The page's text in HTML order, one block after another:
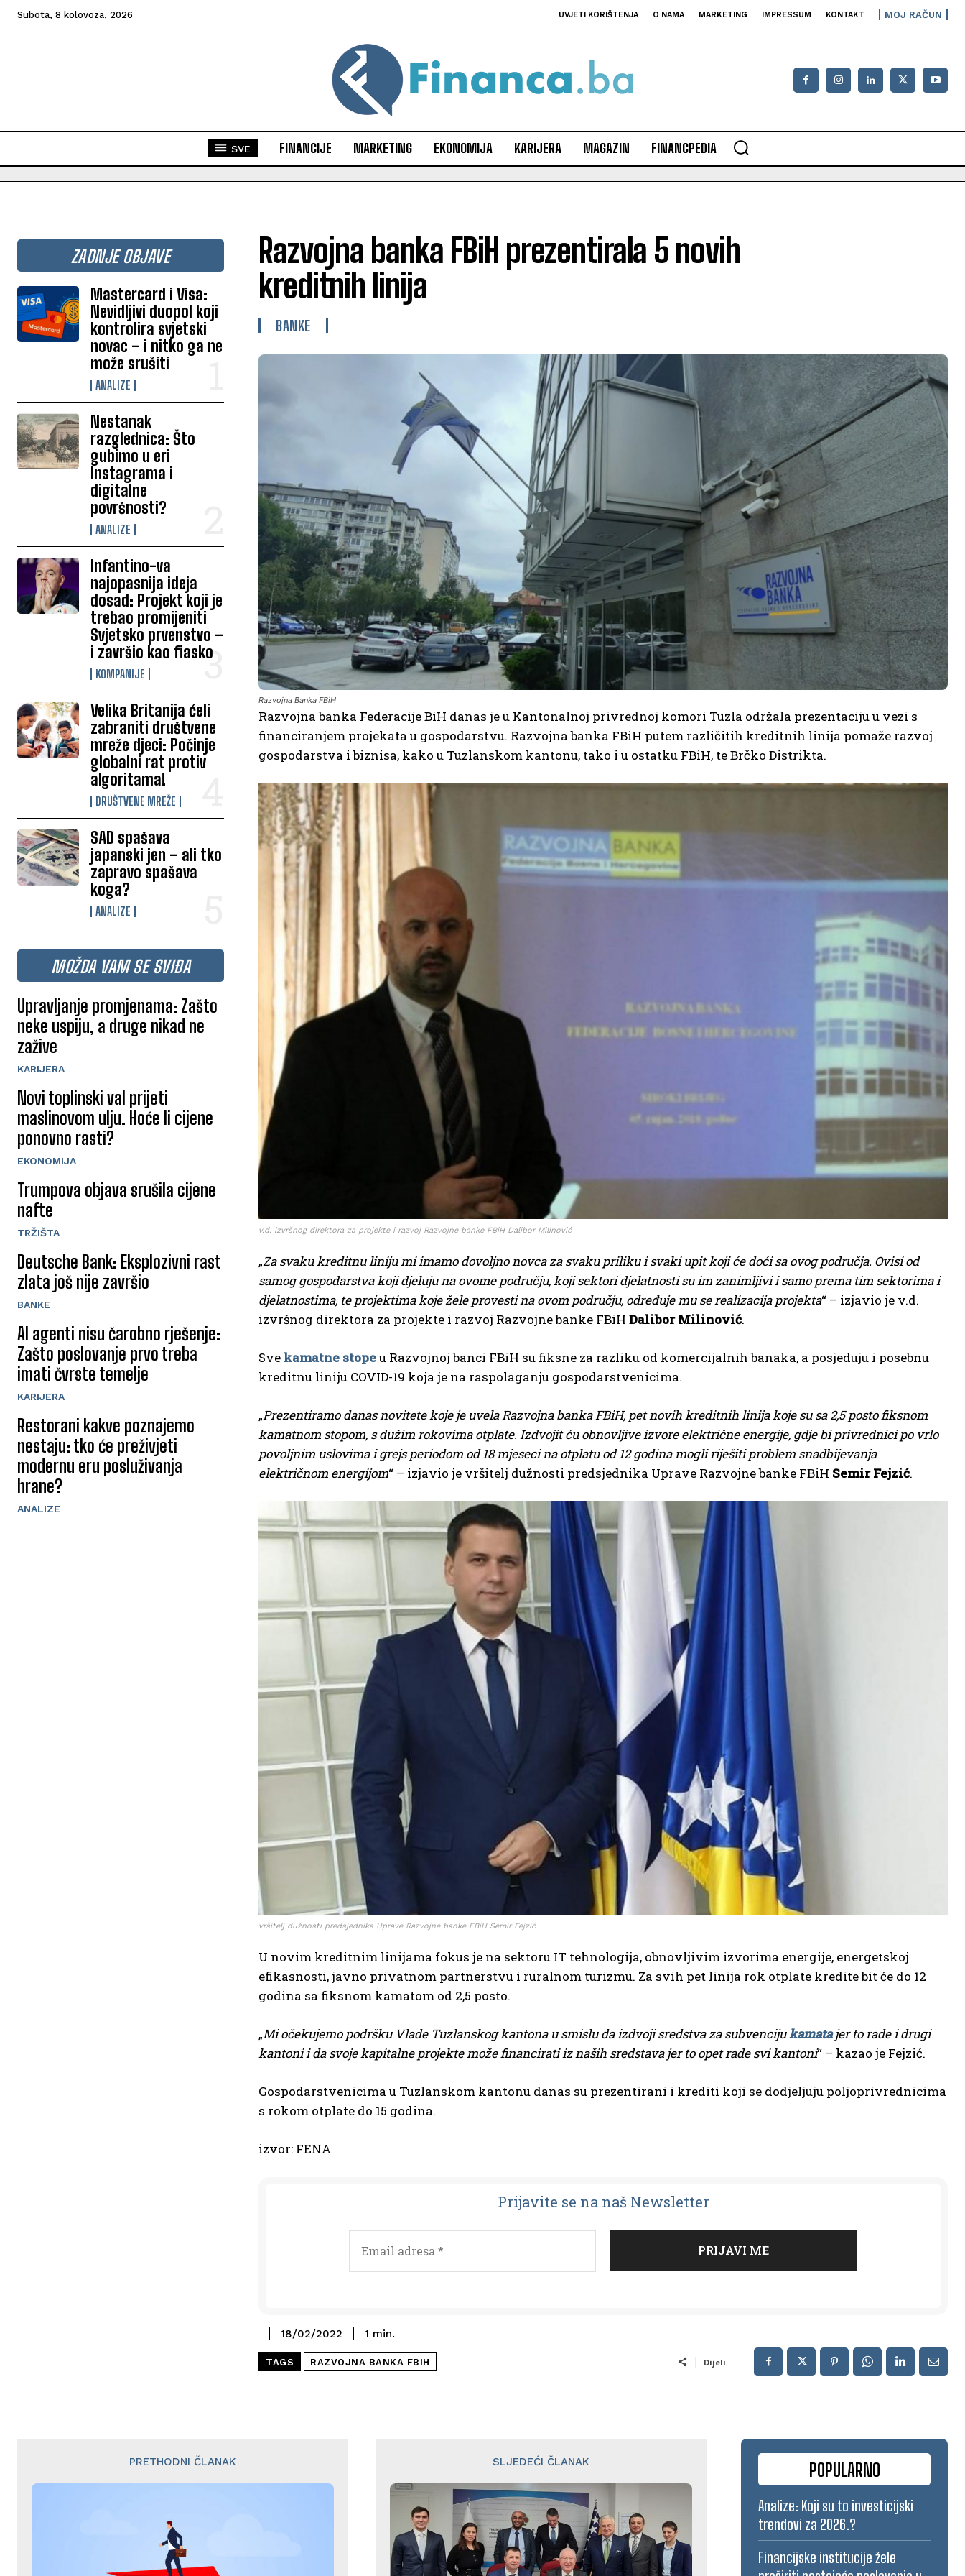
Subota, 8 kolovoza, 2026 UVJETI KORIŠTENJA O NAMA MARKETING IMPRESSUM KONTAKT MOJ RAČUN
SVE FINANCIJE MARKETING EKONOMIJA KARIJERA MAGAZIN FINANCPEDIA
ZADNJE OBJAVE
Mastercard i Visa:
Nevidljivi duopol koji
kontrolira svjetski
novac – i nitko ga ne
može srušiti
ANALIZE
Nestanak
razglednica: Što
gubimo u eri
Instagrama i
digitalne
površnosti?
ANALIZE
Infantino-va
najopasnija ideja
dosad: Projekt koji je
trebao promijeniti
Svjetsko prvenstvo –
i završio kao fiasko
KOMPANIJE
Velika Britanija ćeli
zabraniti društvene
mreže djeci: Počinje
globalni rat protiv
algoritama!
DRUŠTVENE MREŽE
SAD spašava
japanski jen – ali tko
zapravo spašava
koga?
ANALIZE
MOŽDA VAM SE SVIĐA
Upravljanje promjenama: Zašto
neke uspiju, a druge nikad ne
zažive
KARIJERA
Novi toplinski val prijeti
maslinovom ulju. Hoće li cijene
ponovno rasti?
EKONOMIJA
Trumpova objava srušila cijene
nafte
TRŽIŠTA
Deutsche Bank: Eksplozivni rast
zlata još nije završio
BANKE
AI agenti nisu čarobno rješenje:
Zašto poslovanje prvo treba
imati čvrste temelje
KARIJERA
Restorani kakve poznajemo
nestaju: tko će preživjeti
modernu eru posluživanja
hrane?
ANALIZE
Razvojna banka FBiH prezentirala 5 novih
kreditnih linija
BANKE
Razvojna Banka FBiH
Razvojna banka Federacije BiH danas je u Kantonalnoj privrednoj komori Tuzla održala prezentaciju u vezi s
financiranjem projekata u gospodarstvu. Razvojna banka FBiH putem različitih kreditnih linija pomaže razvoj
gospodarstva i biznisa, kako u Tuzlanskom kantonu, tako i u ostatku FBiH, te Brčko Distrikta.
v.d. izvršnog direktora za projekte i razvoj Razvojne banke FBiH Dalibor Milinović
„Za svaku kreditnu liniju mi imamo dovoljno novca za svaku priliku i svaki upit koji će doći sa ovog područja. Ovisi od
samog gospodarstva koji djeluju na ovome području, koji sektori djelatnosti su im zanimljivi i samo prema tim sektorima i
djelatnostima, te projektima koje žele provesti na ovom području, određuje mu se realizacija projekta“ – izjavio je v.d.
izvršnog direktora za projekte i razvoj Razvojne banke FBiH Dalibor Milinović.
Sve kamatne stopeu Razvojnoj banci FBiH su fiksne za razliku od komercijalnih banaka, a posjeduju i posebnu
kreditnu liniju COVID-19 koja je na raspolaganju gospodarstvenicima.
„Prezentiramo danas novitete koje je uvela Razvojna banka FBiH, pet novih kreditnih linija koje su sa 2,5 posto fiksnom
kamatnom stopom, s dužim rokovima otplate. Izdvojit ću obnovljive izvore električne energije, gdje bi privrednici po vrlo
povoljnim uslovima i grejs periodom od 18 mjeseci na otplatu od 12 godina mogli riješiti problem snadbijevanja
električnom energijom“ – izjavio je vršitelj dužnosti predsjednika Uprave Razvojne banke FBiH Semir Fejzić.
vršitelj dužnosti predsjednika Uprave Razvojne banke FBiH Semir Fejzić
U novim kreditnim linijama fokus je na sektoru IT tehnologija, obnovljivim izvorima energije, energetskoj
efikasnosti, javno privatnom partnerstvu i ruralnom turizmu. Za svih pet linija rok otplate kredite bit će do 12
godina sa fiksnom kamatom od 2,5 posto.
„Mi očekujemo podršku Vlade Tuzlanskog kantona u smislu da izdvoji sredstva za subvencijukamatajer to rade i drugi
kantoni i da svoje kapitalne projekte može financirati iz naših sredstava jer to opet rade svi kantoni“ – kazao je Fejzić.
Gospodarstvenicima u Tuzlanskom kantonu danas su prezentirani i krediti koji se dodjeljuju poljoprivrednicima
s rokom otplate do 15 godina.
izvor: FENA
Prijavite se na naš Newsletter
18/02/2022 1 min.
TAGS RAZVOJNA BANKA FBIH Dijeli
PRETHODNI ČLANAK SLJEDEĆI ČLANAK POPULARNO
Analize: Koji su to investicijski
trendovi za 2026.?
Financijske institucije žele